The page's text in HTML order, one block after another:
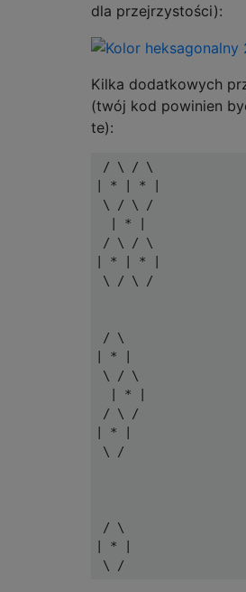
dla przejrzystości):
Kilka dodatkowych
(twój kod powinien
te):
/ \ / \
| * | * |
\ / \ /
  | * |
/ \ / \
| * | * |
\ / \ /
/ \
| * |
\ / \
  | * |
/ \ /
| * |
\ /
/ \
| * |